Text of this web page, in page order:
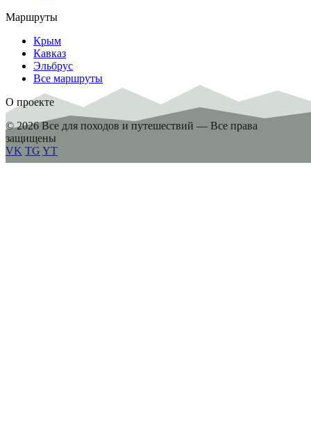
Маршруты
Крым
Кавказ
Эльбрус
Все маршруты
О проекте
© 2026 Все для походов и путешествий — Все права
защищены
VK TG YT